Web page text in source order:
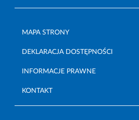
MAPA STRONY
DEKLARACJA DOSTĘPNOŚCI
INFORMACJE PRAWNE
KONTAKT